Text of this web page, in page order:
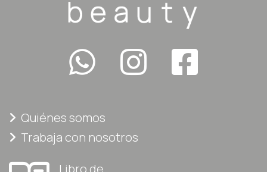
Quiénes somos
Trabaja con nosotros
Libro de